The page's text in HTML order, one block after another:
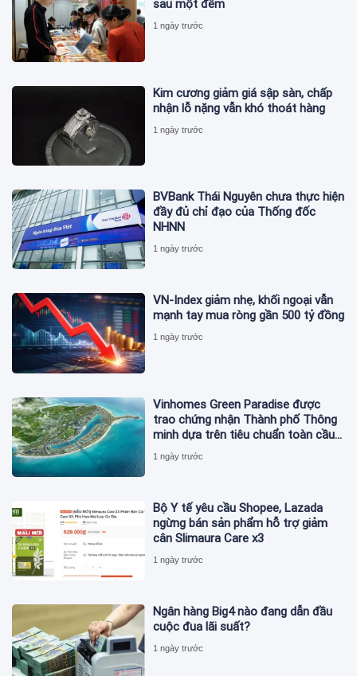
sau một đêm
1 ngày trước
Kim cương giảm giá sập sàn, chấp
nhận lỗ nặng vẫn khó thoát hàng
1 ngày trước
BVBank Thái Nguyên chưa thực hiện
đầy đủ chỉ đạo của Thống đốc
NHNN
1 ngày trước
VN-Index giảm nhẹ, khối ngoại vẫn
mạnh tay mua ròng gần 500 tỷ đồng
1 ngày trước
Vinhomes Green Paradise được
trao chứng nhận Thành phố Thông
minh dựa trên tiêu chuẩn toàn cầu
ISO 37122
1 ngày trước
Bộ Y tế yêu cầu Shopee, Lazada
ngừng bán sản phẩm hỗ trợ giảm
cân Slimaura Care x3
1 ngày trước
Ngân hàng Big4 nào đang dẫn đầu
cuộc đua lãi suất?
1 ngày trước